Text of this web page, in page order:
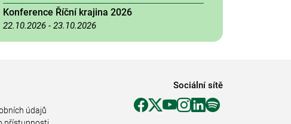
Konference Říční krajina 2026
22.10.2026 - 23.10.2026
údajů
Sociální sítě